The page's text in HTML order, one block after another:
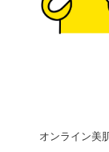
オンライン美